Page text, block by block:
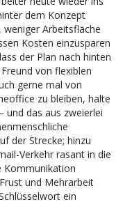
dem Konzept
Arbeitsfläche
Kosten einzusparen
der Plan nach hinten
von flexiblen
gerne mal von
zu bleiben, halte
und das aus zweierlei
der Strecke; hinzu
Verkehr rasant in die
Kommunikation
und Mehrarbeit
ein